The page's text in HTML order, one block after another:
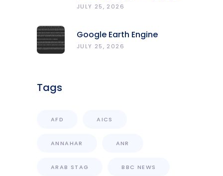
حرائق الغابات في لبنان وجهود
JULY 25, 2026
Google Earth Engine
Grants CNRS-L Partner Tier
JULY 25, 2026
Tags
AFD AICS
ANNAHAR ANR
ARAB STAG BBC NEWS